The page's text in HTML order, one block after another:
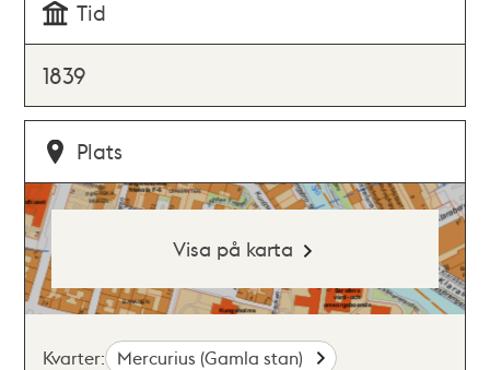
Tid
1839
Plats
Visa på karta
Kvarter: Mercurius (Gamla stan)